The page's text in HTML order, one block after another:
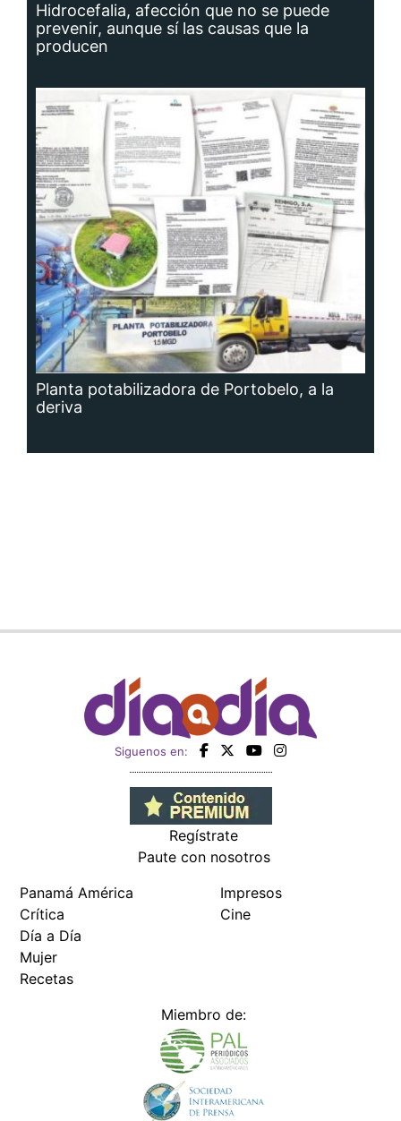
Hidrocefalia, afección que no se puede
prevenir, aunque sí las causas que la
producen
Planta potabilizadora de Portobelo, a la
deriva
Siguenos en:
Regístrate
Paute con nosotros
Panamá América
Crítica
Día a Día
Mujer
Recetas
Impresos
Cine
Miembro de: